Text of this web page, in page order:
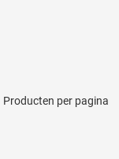
Producten per pagina